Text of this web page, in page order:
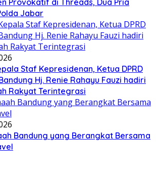
Jabar
Staf Kepresidenan, Ketua DPRD
Hj. Renie Rahayu Fauzi hadiri
Rakyat Terintegrasi
Bandung yang Berangkat Bersama